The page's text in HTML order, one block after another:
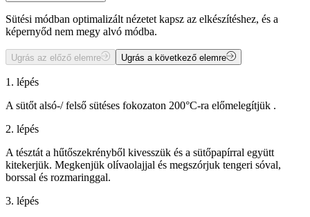
Sütési módban optimalizált nézetet kapsz az elkészítéshez, és a
képernyőd nem megy alvó módba.
Ugrás az előző elemre Ugrás a következő elemre
1. lépés
A sütőt alsó-/ felső sütéses fokozaton 200°C-ra előmelegítjük .
2. lépés
A tésztát a hűtőszekrényből kivesszük és a sütőpapírral együtt
kitekerjük. Megkenjük olívaolajjal és megszórjuk tengeri sóval,
borssal és rozmaringgal.
3. lépés